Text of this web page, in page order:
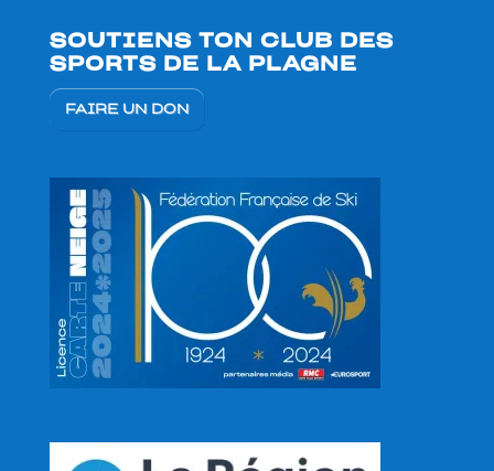
SOUTIENS TON CLUB DES
SPORTS DE LA PLAGNE
FAIRE UN DON